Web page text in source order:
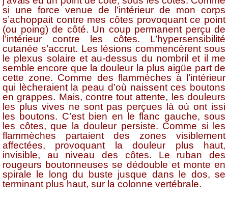
si une force venue de l’intérieur de mon corps
s’achoppait contre mes côtes provoquant ce point
(ou poing) de côté. Un coup permanent perçu de
l’intérieur contre les côtes. L’hypersensibilité
cutanée s’accrut. Les lésions commencèrent sous
le plexus solaire et au-dessus du nombril et il me
semble encore que la douleur la plus aigüe part de
cette zone. Comme des flammèches à l’intérieur
qui lècheraient la peau d’où naissent ces boutons
en grappes. Mais, contre tout attente, les douleurs
les plus vives ne sont pas perçues là où ont issi
les boutons. C’est bien en le flanc gauche, sous
les côtes, que la douleur persiste. Comme si les
flammèches partaient des zones visiblement
affectées, provoquant la douleur plus haut,
invisible, au niveau des côtes. Le ruban des
rougeurs boutonneuses se dédouble et monte en
spirale le long du buste jusque dans le dos, se
terminant plus haut, sur la colonne vertébrale.